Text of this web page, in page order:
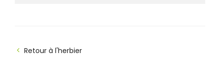
Retour à l'herbier